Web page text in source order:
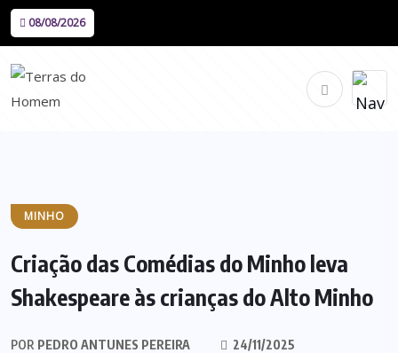
08/08/2026
MINHO
Criação das Comédias do Minho leva
Shakespeare às crianças do Alto Minho
POR PEDRO ANTUNES PEREIRA
24/11/2025